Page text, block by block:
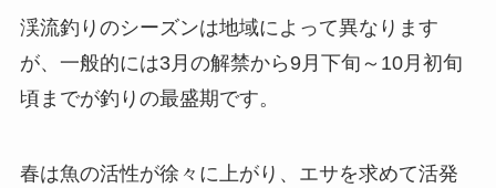
渓流釣りのシーズンは地域によって異なります
が、一般的には3月の解禁から9月下旬～10月初旬
頃までが釣りの最盛期です。
春は魚の活性が徐々に上がり、エサを求めて活発